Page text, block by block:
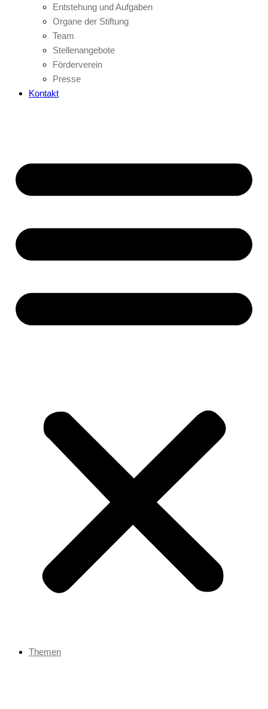
Entstehung und Aufgaben
Organe der Stiftung
Team
Stellenangebote
Förderverein
Presse
Kontakt
Themen